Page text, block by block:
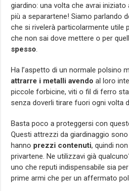
giardino: una volta che avrai
più a separartene! Siamo parlando
che si rivelerà particolarmente utile
che non sai dove mettere o per
spesso.
Ha l’aspetto di un normale polsino
attrarre i metalli avendoal loro
piccole forbicine, viti o fil di ferro
senza doverli tirare fuori ogni volta
Basta poco a proteggersi con
Questi attrezzi da giardinaggio sono
hanno prezzi contenuti, quindi
privartene. Ne utilizzavi già
uno che reputi indispensabile sia
prime armi che per un affermato